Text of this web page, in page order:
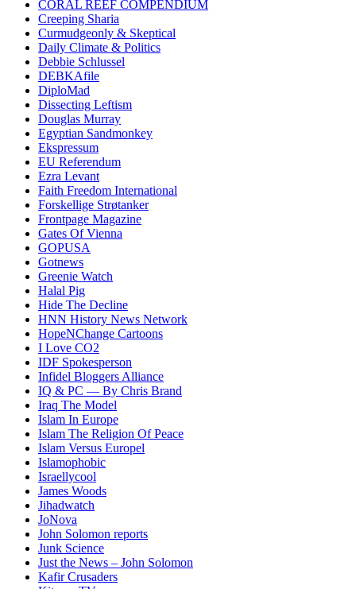
CORAL REEF COMPENDIUM
Creeping Sharia
Curmudgeonly & Skeptical
Daily Climate & Politics
Debbie Schlussel
DEBKAfile
DiploMad
Dissecting Leftism
Douglas Murray
Egyptian Sandmonkey
Ekspressum
EU Referendum
Ezra Levant
Faith Freedom International
Forskellige Strøtanker
Frontpage Magazine
Gates Of Vienna
GOPUSA
Gotnews
Greenie Watch
Halal Pig
Hide The Decline
HNN History News Network
HopeNChange Cartoons
I Love CO2
IDF Spokesperson
Infidel Bloggers Alliance
IQ & PC — By Chris Brand
Iraq The Model
Islam In Europe
Islam The Religion Of Peace
Islam Versus Europel
Islamophobic
Israellycool
James Woods
Jihadwatch
JoNova
John Solomon reports
Junk Science
Just the News – John Solomon
Kafir Crusaders